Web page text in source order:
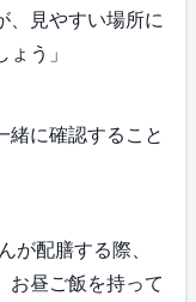
、見やすい場所に
う」
緒に確認すること
が配膳する際、
昼ご飯を持って